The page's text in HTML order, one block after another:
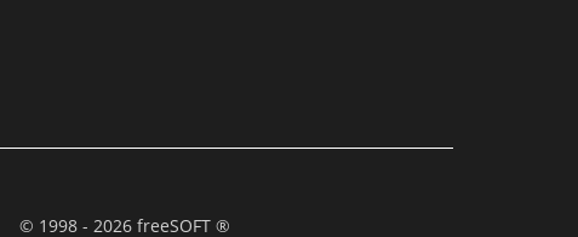
© 1998 - 2026 freeSOFT ®